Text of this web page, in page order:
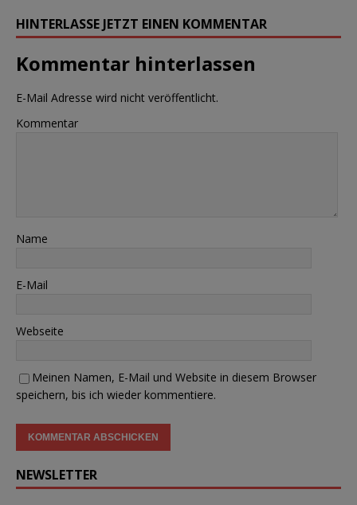
HINTERLASSE JETZT EINEN KOMMENTAR
Kommentar hinterlassen
E-Mail Adresse wird nicht veröffentlicht.
Kommentar
Name
E-Mail
Webseite
Meinen Namen, E-Mail und Website in diesem Browser
speichern, bis ich wieder kommentiere.
NEWSLETTER